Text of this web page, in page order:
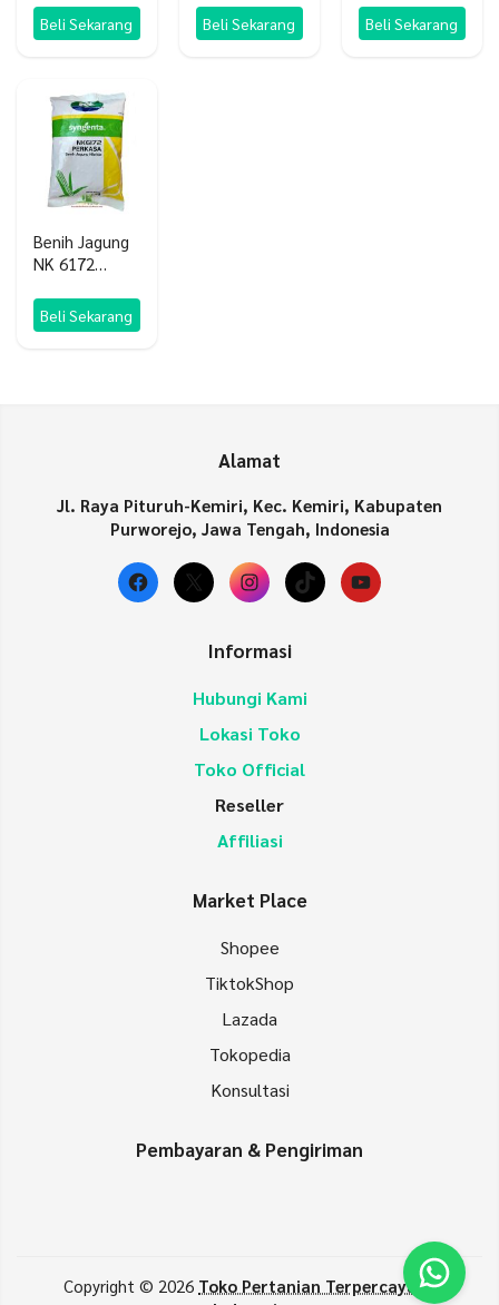
SLBeli Sekarang
Semprotan
Cas
Beli Sekarang Beli Sekarang
Benih Jagung
NK 6172
Beli Sekarang
Alamat
Jl. Raya Pituruh-Kemiri, Kec. Kemiri, Kabupaten
Purworejo, Jawa Tengah, Indonesia
Facebook
X Instagram
TikTokYouTube
Informasi
Hubungi Kami
Lokasi Toko
Toko Official
Reseller
Affiliasi
Market Place
Shopee
TiktokShop
Lazada
Tokopedia
Konsultasi
Pembayaran & Pengiriman
Copyright © 2026 Toko Pertanian Terpercaya di